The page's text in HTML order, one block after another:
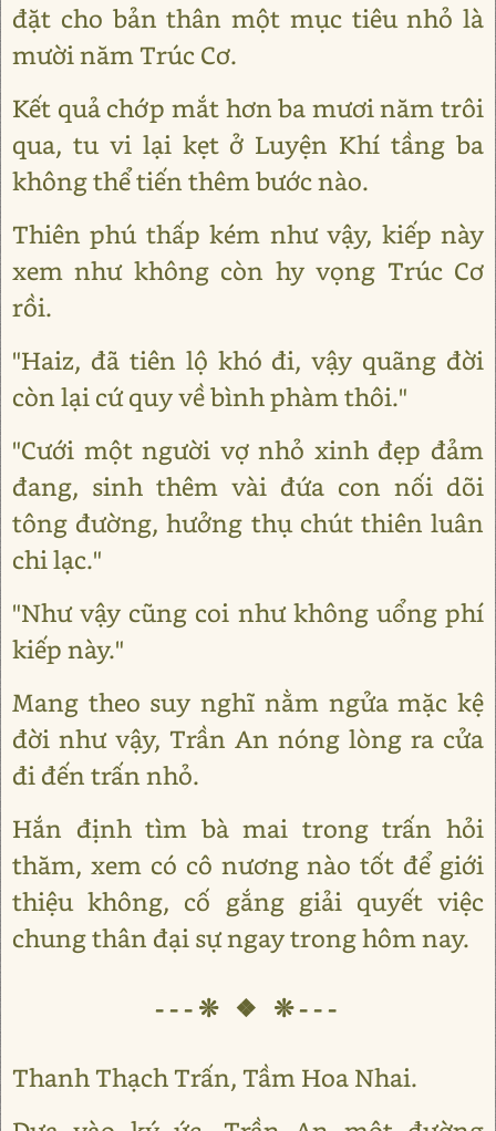
đặt cho bản thân một mục tiêu nhỏ là
mười năm Trúc Cơ.
Kết quả chớp mắt hơn ba mươi năm trôi
qua, tu vi lại kẹt ở Luyện Khí tầng ba
không thể tiến thêm bước nào.
Thiên phú thấp kém như vậy, kiếp này
xem như không còn hy vọng Trúc Cơ
rồi.
"Haiz, đã tiên lộ khó đi, vậy quãng đời
còn lại cứ quy về bình phàm thôi."
"Cưới một người vợ nhỏ xinh đẹp đảm
đang, sinh thêm vài đứa con nối dõi
tông đường, hưởng thụ chút thiên luân
chi lạc."
"Như vậy cũng coi như không uổng phí
kiếp này."
Mang theo suy nghĩ nằm ngửa mặc kệ
đời như vậy, Trần An nóng lòng ra cửa
đi đến trấn nhỏ.
Hắn định tìm bà mai trong trấn hỏi
thăm, xem có cô nương nào tốt để giới
thiệu không, cố gắng giải quyết việc
chung thân đại sự ngay trong hôm nay.
---❊ ❖ ❊---
Thanh Thạch Trấn, Tầm Hoa Nhai.